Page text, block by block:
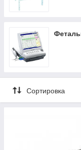
Сортировка